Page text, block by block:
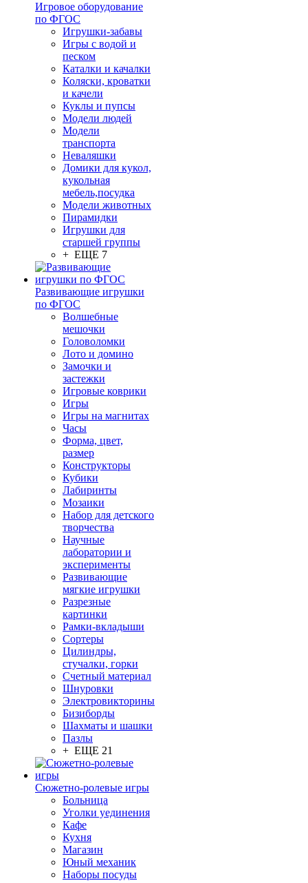
Игровое оборудование
по ФГОС
Игрушки-забавы
Игры с водой и
песком
Каталки и качалки
Коляски, кроватки
и качели
Куклы и пупсы
Модели людей
Модели
транспорта
Неваляшки
Домики для кукол,
кукольная
мебель,посудка
Модели животных
Пирамидки
Игрушки для
старшей группы
+ ЕЩЕ 7
Развивающие игрушки
по ФГОС
Волшебные
мешочки
Головоломки
Лото и домино
Замочки и
застежки
Игровые коврики
Игры
Игры на магнитах
Часы
Форма, цвет,
размер
Конструкторы
Кубики
Лабиринты
Мозаики
Набор для детского
творчества
Научные
лаборатории и
эксперименты
Развивающие
мягкие игрушки
Разрезные
картинки
Рамки-вкладыши
Сортеры
Цилиндры,
стучалки, горки
Счетный материал
Шнуровки
Электровикторины
Бизиборды
Шахматы и шашки
Пазлы
+ ЕЩЕ 21
Сюжетно-ролевые игры
Больница
Уголки уединения
Кафе
Кухня
Магазин
Юный механик
Наборы посуды